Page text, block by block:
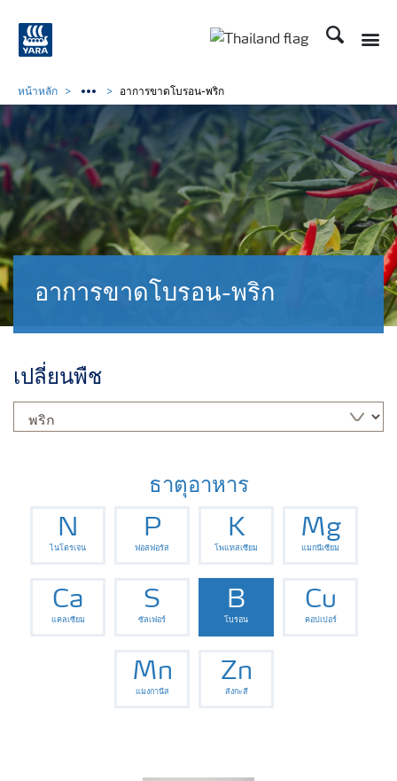
ค้นหา
อาการขาดโบรอน-พริก
หน้าหลัก อาการขาดโบรอน-พริก
เปลี่ยนพืช
ธาตุอาหาร
N
ไนโตรเจน
P
ฟอสฟอรัส
K
โพแทสเซียม
Mg
แมกนีเซียม
Ca
แคลเซียม
S
ซัลเฟอร์
B
โบรอน
Cu
คอปเปอร์
Mn
แมงกานีส
Zn
สังกะสี